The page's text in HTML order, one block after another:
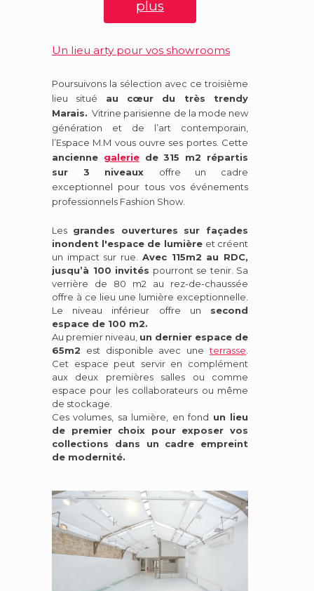
plus
Un lieu arty pour vos showrooms
Poursuivons la sélection avec ce troisième
lieu situé au cœur du très trendy
Marais. Vitrine parisienne de la mode new
génération et de l’art contemporain,
l’Espace M.M vous ouvre ses portes. Cette
ancienne galeriede 315 m2 répartis
sur 3 niveaux offre un cadre
exceptionnel pour tous vos événements
professionnels Fashion Show.
Les grandes ouvertures sur façades
inondent l'espace de lumière et créent
un impact sur rue.
Avec 115m2 au RDC,
jusqu’à 100 invités pourront se tenir. Sa
verrière de 80 m2 au rez-de-chaussée
offre à ce lieu une lumière exceptionnelle.
Le niveau inférieur offre un second
espace de 100 m2.
Au premier niveau, un dernier espace de
65m2 est disponible avec uneterrasse
Cet espace peut servir en complément
aux deux premières salles ou comme
espace pour les collaborateurs ou même
de stockage.
Ces volumes, sa lumière, en fond un lieu
de premier choix pour exposer vos
collections dans un cadre empreint
de modernité.